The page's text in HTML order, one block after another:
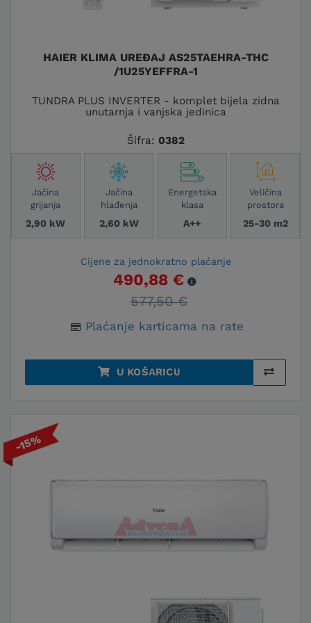
Opremljena je tehnologijom za
obiteljske kuće, uredske prostore i
TIDE GREEN WI-FI INVERTER
Tide Green Wi-Fi Inverter serija ističe se
svojim ekološkim pristupom, s R32
rashladnim sredstvom i niskom
potrošnjom energije. Ovaj model
savršeno balansira između brige za
okoliš i vrhunske tehnologije.
Flair Plus Wi-Fi Inverter serija nudi
pametne značajke kao što su daljinsko
upravljanje i prilagodba rada na temelju
uvjeta u prostoriji. Ova serija osigurava
čini odličnim izborom za sve tipove
korisnika.
JADE R32 INVERTER
ekološki prihvatljivim, a ujedno
osigurava brzo hlađenje i zagrijavanje
prostora.
HAIER KLIMA UREĐAJ AS25TAEHRA-THC
/1U25YEFFRA-1
TUNDRA PLUS INVERTER - komplet bijela zidna
unutarnja i vanjska jedinica
Šifra: 0382
Jačina
grijanja
2,90 kW
Jačina
hlađenja
2,60 kW
Energetska
klasa
A++
Veličina
prostora
25-30 m2
Cijene za jednokratno plaćanje
490,88 €
577,50 €
Plaćanje karticama na rate
U KOŠARICU
-15%